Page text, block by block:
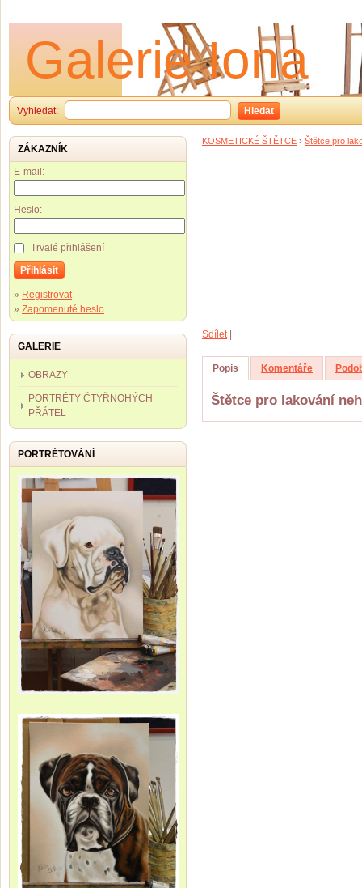
Galerie Iona
Vyhledat: Hledat
KOSMETICKÉ ŠTĚTCE › Štětce pro
Sdílet
Popis Komentáře
Štětce pro lakování
ZÁKAZNÍK
E-mail:
Heslo:
Trvalé přihlášení
Přihlásit
» Registrovat
» Zapomenuté heslo
GALERIE
OBRAZY
PORTRÉTY ČTYŘNOHÝCH
PŘÁTEL
PORTRÉTOVÁNÍ